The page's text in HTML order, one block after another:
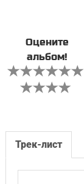
Оцените
альбом!
Трек-лист